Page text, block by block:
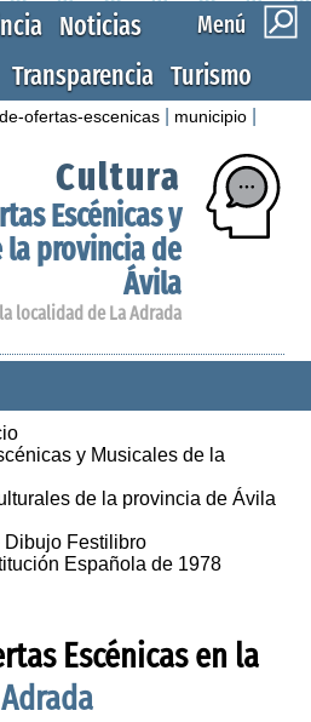
Menú
Noticias
Transparencia Turismo
ofertas-escenicas municipio
Cultura
Escénicas y
la provincia de
Ávila
localidad de La Adrada
y Musicales de la
de la provincia de Ávila
Dibujo Festilibro
Española de 1978
Escénicas en la